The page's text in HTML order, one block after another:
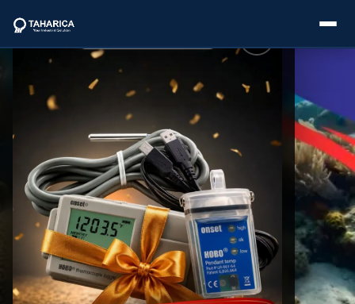
Categories
Brands
Service
Industries